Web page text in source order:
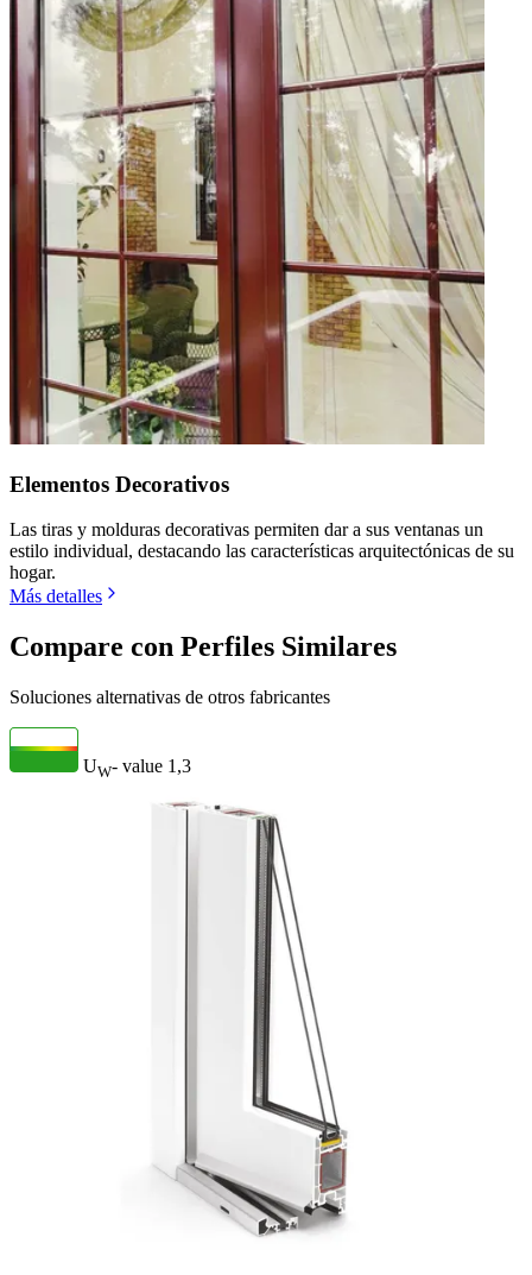
Elementos Decorativos
Las tiras y molduras decorativas permiten dar a sus ventanas un
estilo individual, destacando las características arquitectónicas de su
hogar.
Más detalles
Compare con Perfiles Similares
Soluciones alternativas de otros fabricantes
UW- value 1,3